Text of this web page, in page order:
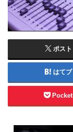
ポスト
はてブ
Pocket